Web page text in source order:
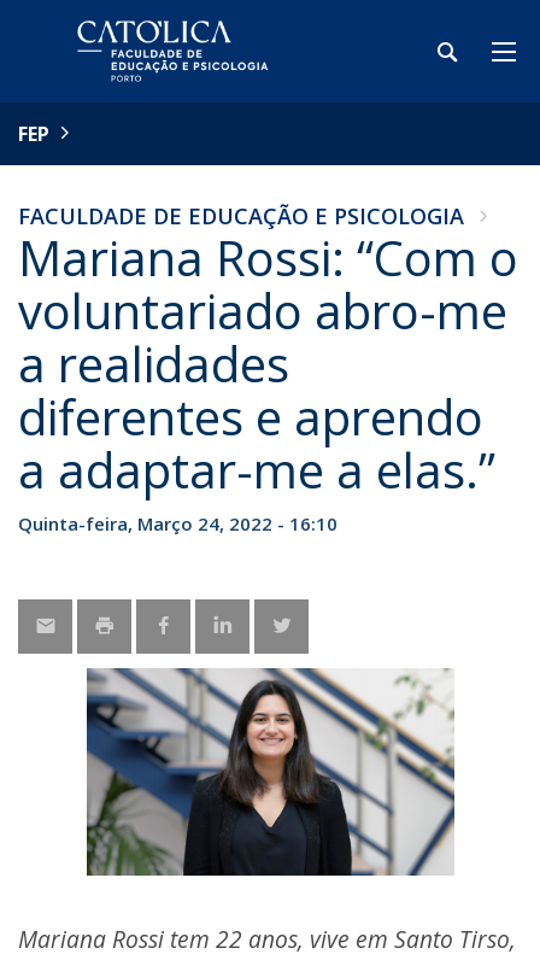
FEP
FACULDADE DE EDUCAÇÃO E PSICOLOGIA
Mariana Rossi: “Com o
voluntariado abro-me
a realidades
diferentes e aprendo
a adaptar-me a elas.”
Quinta-feira, Março 24, 2022 - 16:10
Mariana Rossi tem 22 anos, vive em Santo Tirso,